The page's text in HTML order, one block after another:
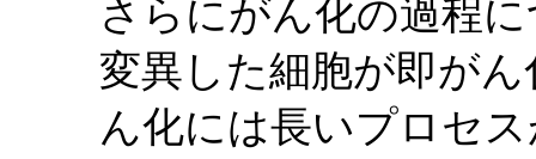
さらにがん化の過程
変異した細胞が即が
ん化には長いプロセ